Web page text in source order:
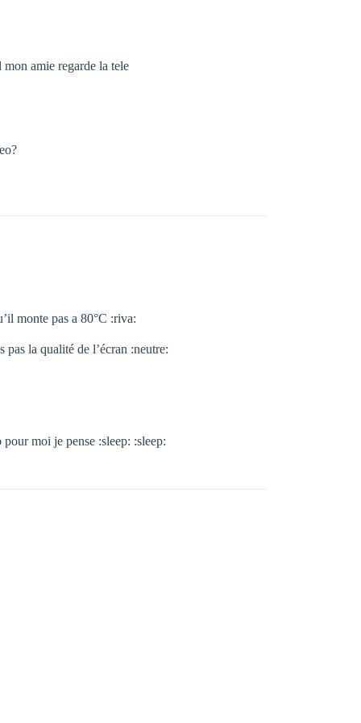
amie regarde la tele
monte pas a 80°C :riva:
pas la qualité de l’écran :neutre:
moi je pense :sleep: :sleep: